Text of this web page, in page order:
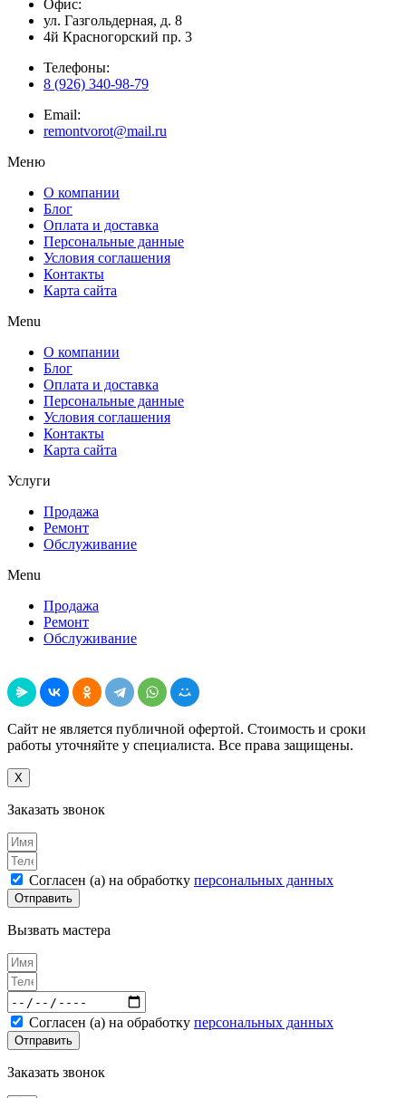
Офис:
ул. Газгольдерная, д. 8
4й Красногорский пр. 3
Телефоны:
8 (926) 340-98-79
Email:
remontvorot@mail.ru
Меню
О компании
Блог
Оплата и доставка
Персональные данные
Условия соглашения
Контакты
Карта сайта
Menu
О компании
Блог
Оплата и доставка
Персональные данные
Условия соглашения
Контакты
Карта сайта
Услуги
Продажа
Ремонт
Обслуживание
Menu
Продажа
Ремонт
Обслуживание
Сайт не является публичной офертой. Стоимость и сроки
работы уточняйте у специалиста. Все права защищены.
X
Заказать звонок
Согласен (а) на обработку персональных данных
Отправить
Вызвать мастера
Согласен (а) на обработку персональных данных
Отправить
Заказать звонок